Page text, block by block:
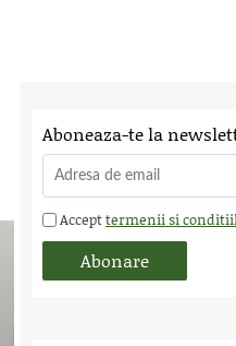
Aboneaza-te la
Accepttermenii si